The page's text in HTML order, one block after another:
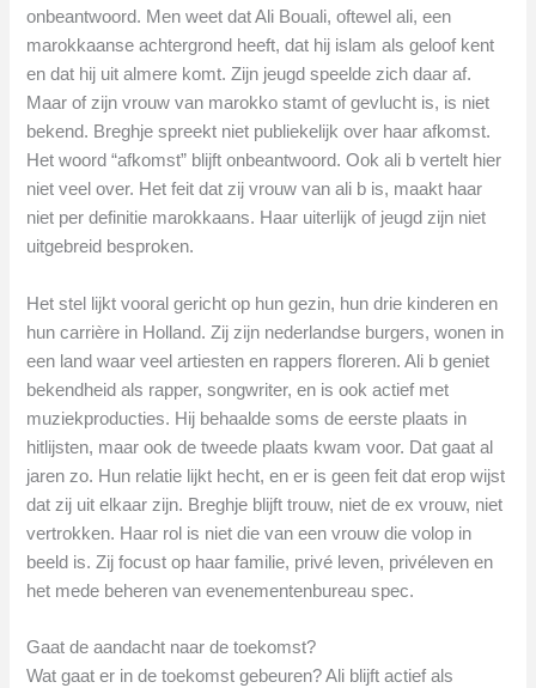
onbeantwoord. Men weet dat Ali Bouali, oftewel ali, een
marokkaanse achtergrond heeft, dat hij islam als geloof kent
en dat hij uit almere komt. Zijn jeugd speelde zich daar af.
Maar of zijn vrouw van marokko stamt of gevlucht is, is niet
bekend. Breghje spreekt niet publiekelijk over haar afkomst.
Het woord “afkomst” blijft onbeantwoord. Ook ali b vertelt hier
niet veel over. Het feit dat zij vrouw van ali b is, maakt haar
niet per definitie marokkaans. Haar uiterlijk of jeugd zijn niet
uitgebreid besproken.
Het stel lijkt vooral gericht op hun gezin, hun drie kinderen en
hun carrière in Holland. Zij zijn nederlandse burgers, wonen in
een land waar veel artiesten en rappers floreren. Ali b geniet
bekendheid als rapper, songwriter, en is ook actief met
muziekproducties. Hij behaalde soms de eerste plaats in
hitlijsten, maar ook de tweede plaats kwam voor. Dat gaat al
jaren zo. Hun relatie lijkt hecht, en er is geen feit dat erop wijst
dat zij uit elkaar zijn. Breghje blijft trouw, niet de ex vrouw, niet
vertrokken. Haar rol is niet die van een vrouw die volop in
beeld is. Zij focust op haar familie, privé leven, privéleven en
het mede beheren van evenementenbureau spec.
Gaat de aandacht naar de toekomst?
Wat gaat er in de toekomst gebeuren? Ali blijft actief als